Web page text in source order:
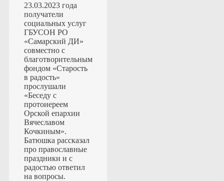
23.03.2023 года
получатели
социальных услуг
ГБУСОН РО
«Самарский ДИ»
совместно с
благотворительным
фондом «Старость
в радость»
прослушали
«Беседу с
протоиереем
Орской епархии
Вячеславом
Кочкиным».
Батюшка рассказал
про православные
праздники и с
радостью ответил
на вопросы.